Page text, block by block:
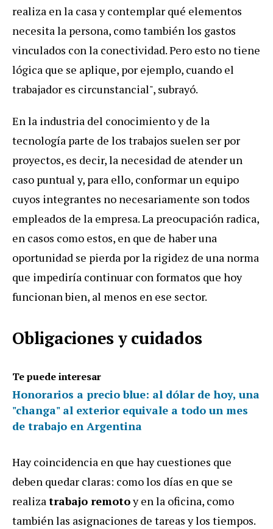
realiza en la casa y contemplar qué elementos
necesita la persona, como también los gastos
vinculados con la conectividad. Pero esto no tiene
lógica que se aplique, por ejemplo, cuando el
trabajador es circunstancial", subrayó.
En la industria del conocimiento y de la
tecnología parte de los trabajos suelen ser por
proyectos, es decir, la necesidad de atender un
caso puntual y, para ello, conformar un equipo
cuyos integrantes no necesariamente son todos
empleados de la empresa. La preocupación radica,
en casos como estos, en que de haber una
oportunidad se pierda por la rigidez de una norma
que impediría continuar con formatos que hoy
funcionan bien, al menos en ese sector.
Obligaciones y cuidados
Te puede interesar
Honorarios a precio blue: al dólar de hoy, una
"changa" al exterior equivale a todo un mes
de trabajo en Argentina
Hay coincidencia en que hay cuestiones que
deben quedar claras: como los días en que se
realizatrabajo remotoy en la oficina, como
también las asignaciones de tareas y los tiempos.